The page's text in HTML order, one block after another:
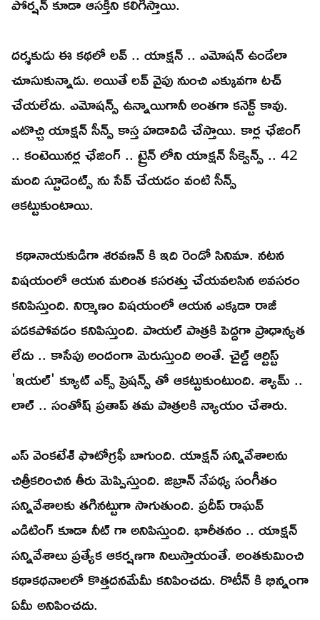
దర్శకుడు ఈ కథలో లవ్ .. యాక్షన్ .. ఎమోషన్ ఉండేలా
చూసుకున్నాడు. అయితే లవ్ వైపు నుంచి ఎక్కువగా టచ్
చేయలేదు. ఎమోషన్స్ ఉన్నాయిగానీ అంతగా కనెక్ట్ కావు.
ఎటొచ్చి యాక్షన్ సీన్స్ కాస్త హడావిడి చేస్తాయి. కార్ల ఛేజింగ్
.. కంటెయినర్ల ఛేజింగ్ .. ట్రైన్ లోని యాక్షన్ సీక్వెన్స్ .. 42
మంది స్టూడెంట్స్ ను సేవ్ చేయడం వంటి సీన్స్
ఆకట్టుకుంటాయి.
కథానాయకుడిగా శరవణన్ కి ఇది రెండో సినిమా. నటన
విషయంలో ఆయన మరింత కసరత్తు చేయవలసిన అవసరం
కనిపిస్తుంది. నిర్మాణం విషయంలో ఆయన ఎక్కడా రాజీ
పడకపోవడం కనిపిస్తుంది. పాయల్ పాత్రకి పెద్దగా ప్రాధాన్యత
లేదు .. కాసేపు అందంగా మెరుస్తుంది అంతే. చైల్డ్ ఆర్టిస్ట్
'ఇయల్' క్యూట్ ఎక్స్ ప్రెషన్స్ తో ఆకట్టుకుంటుంది. శ్యామ్ ..
లాల్ .. సంతోష్ ప్రతాప్ తమ పాత్రలకి న్యాయం చేశారు.
ఎస్ వెంకటేశ్ ఫొటోగ్రఫీ బాగుంది. యాక్షన్ సన్నివేశాలను
చిత్రీకరించిన తీరు మెప్పిస్తుంది. జిబ్రాన్ నేపథ్య సంగీతం
సన్నివేశాలకు తగినట్టుగా సాగుతుంది. ప్రదీప్ రాఘవ్
ఎడిటింగ్ కూడా నీట్ గా అనిపిస్తుంది. భారీతనం .. యాక్షన్
సన్నివేశాలు ప్రత్యేక ఆకర్షణగా నిలుస్తాయంతే. అంతకుమించి
కథాకథనాలలో కొత్తదనమేమీ కనిపించదు. రొటీన్ కి భిన్నంగా
ఏమీ అనిపించదు.